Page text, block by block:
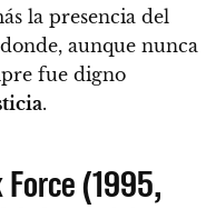
la presencia del
aunque nunca
fue digno
.
Force (1995,